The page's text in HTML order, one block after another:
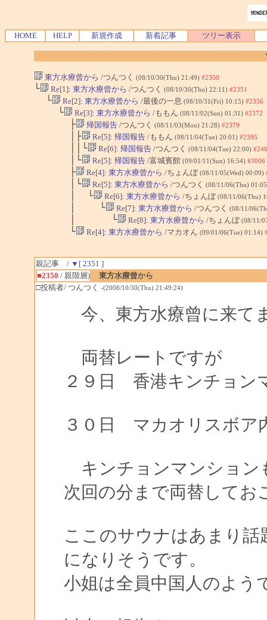
HOME HELP 新規作成 新着記事 ツリー表示
東方水療曾から /つんつく (08/10/30(Thu) 21:49) #2350
└ Re[1]: 東方水療曾から /つんつく (08/10/30(Thu) 22:11) #2351
└ Re[2]: 東方水療曾から /最後の一息 (08/10/31(Fri) 10:15) #2356
└ Re[3]: 東方水療曾から /ももん (08/11/02(Sun) 01:31) #2372
├ 帰国報告/つんつく (08/11/03(Mon) 21:28) #2379
│├ Re[5]: 帰国報告/ももん (08/11/04(Tue) 20:01) #2395
││└ Re[6]: 帰国報告/つんつく (08/11/04(Tue) 22:00)
│└ Re[5]: 帰国報告/富城賓館 (09/01/11(Sun) 16:54) #3006
├ Re[4]: 東方水療曾から /ちょんぼ(08/11/05(Wed) 00:09)
│└ Re[5]: 東方水療曾から /つんつく (08/11/06(Thu)
│ └ Re[6]: 東方水療曾から /ちょんぼ(08/11/06(Thu)
│ └ Re[7]: 東方水療曾から /つんつく (08/11/
│ └ Re[8]: 東方水療曾から /ちょんぼ(08/11/
└ Re[4]: 東方水療曾から /マカオん (09/01/06(Tue) 01:14)
親記事 / ▼[ 2351 ]
■2350 / 親階層)
東方水療曾から
□投稿者/ つんつく
-(2008/10/30(Thu) 21:49:24)
今、東方水療曾に来て
両替レートですが
２９日 香港キンチョ
３０日 マカオリス
キンチョンマンション
次回の分まで両替してお
ここのサウナはあまり
になりそうです。
小姐は全員中国人のよう